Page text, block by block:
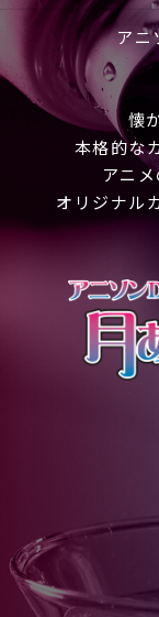
アニ
懐
本格的な
アニ
オリジナル